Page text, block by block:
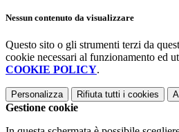
Nessun contenuto da visualizzare
Questo sito o gli strumenti terzi da
cookie necessari al funzionamento ed
COOKIE POLICY.
Personalizza Rifiuta tutti i cookies
Gestione cookie